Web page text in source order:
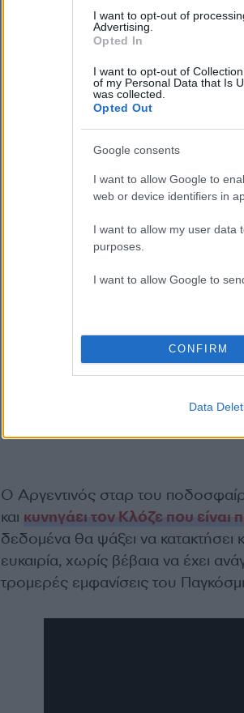
I want to opt-out of
Advertising.
Opted In
I want to opt-out of
of my Personal Data that Is
was collected.
Opted Out
Google consents
I want to allow Google to
web or device identifiers in
I want to allow my user data
purposes.
I want to allow Google to
CONFIRM
Data
Ο Αργεντινός σταρ του
και κυνηγάει τον Κλόζε που
δεδομένα θα ψάξει να κατακτήσει
ευκαιρία, χωρίς βέβαια να έχει
τρομερές εμφανίσεις του